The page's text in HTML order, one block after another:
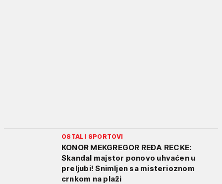
OSTALI SPORTOVI
KONOR MEKGREGOR REĐA RECKE:
Skandal majstor ponovo uhvaćen u
preljubi! Snimljen sa misterioznom
crnkom na plaži